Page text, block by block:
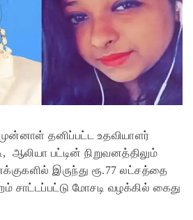
தனிப்பட்ட உதவியாளர்
ஆலியா பட்டின் நிறுவனத்திலும்
இருந்து ரூ.77 லட்சத்தை
சாட்டப்பட்டு மோசடி வழக்கில் கைது